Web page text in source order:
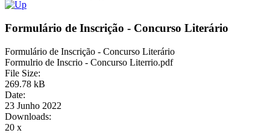
Formulário de Inscrição - Concurso Literário
Formulário de Inscrição - Concurso Literário
Formulrio de Inscrio - Concurso Literrio.pdf
File Size:
269.78 kB
Date:
23 Junho 2022
Downloads:
20 x